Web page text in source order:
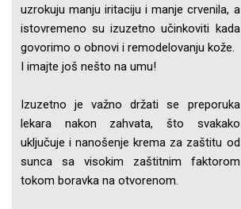
uzrokuju manju iritaciju i manje crvenila, a
istovremeno su izuzetno učinkoviti kada
govorimo o obnovi i remodelovanju kože.
I imajte još nešto na umu!
Izuzetno je važno držati se preporuka
lekara nakon zahvata, što svakako
uključuje i nanošenje krema za zaštitu od
sunca sa visokim zaštitnim faktorom
tokom boravka na otvorenom.